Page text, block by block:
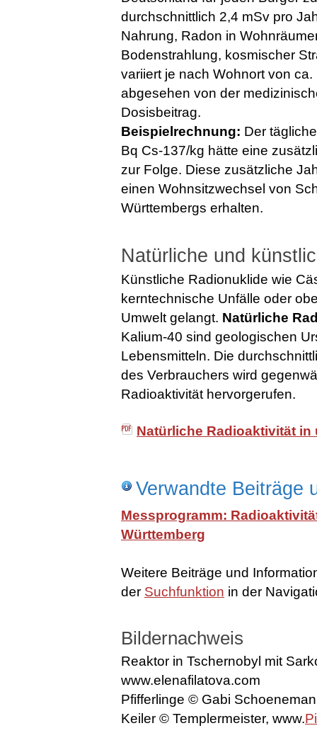
durchschnittlich 2,4 mSv pro
Nahrung, Radon in
Bodenstrahlung, kosmischer
variiert je nach Wohnort von
abgesehen von der
Dosisbeitrag.
Beispielrechnung: Der
Bq Cs-137/kg hätte eine
zur Folge. Diese zusätzliche
einen Wohnsitzwechsel von
Württembergs erhalten.
Natürliche und
Künstliche Radionuklide wie
kerntechnische Unfälle oder
Umwelt gelangt. Natürliche
Kalium-40 sind geologischen
Lebensmitteln. Die
des Verbrauchers wird
Radioaktivität hervorgerufen.
Natürliche Radioaktivität in
Verwandte Beiträge
Messprogramm:
Württemberg
Weitere Beiträge und
der Suchfunktion in der
Bildernachweis
Reaktor in Tschernobyl mit
www.elenafilatova.com
Pfifferlinge © Gabi
Keiler © Templermeister, www.